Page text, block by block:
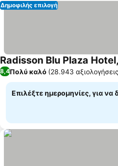
Δημοφιλής επιλογή
Radisson Blu Plaza
8,4Πολύ καλό (28.943
Επιλέξτε ημερομηνίες, για να